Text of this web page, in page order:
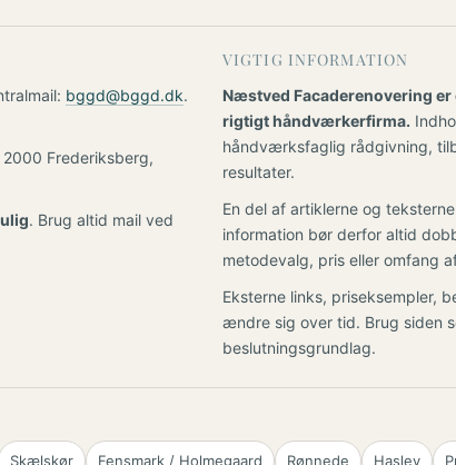
bggd@bggd.dk.
Frederiksberg,
. Brug altid mail ved
VIGTIG INFORMATION
Næstved Facaderenovering
rigtigt håndværkerfirma.
håndværksfaglig rådgivning,
resultater.
En del af artiklerne og
information bør derfor altid
metodevalg, pris eller omfang
Eksterne links, priseksempler,
ændre sig over tid. Brug siden
beslutningsgrundlag.
Skælskør Fensmark / Holmegaard Rønnede Haslev